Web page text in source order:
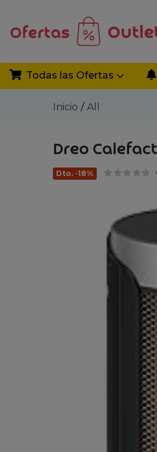
Todas las Ofertas
Inicio All
Dreo
Dto. -18%